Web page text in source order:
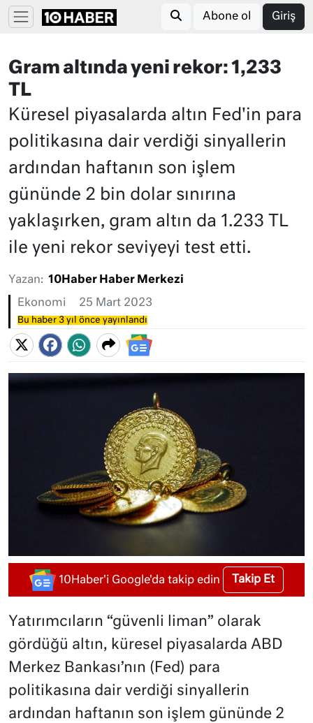
Abone ol Giriş
Gram altında yeni rekor: 1,233
TL
Küresel piyasalarda altın Fed'in para
politikasına dair verdiği sinyallerin
ardından haftanın son işlem
gününde 2 bin dolar sınırına
yaklaşırken, gram altın da 1.233 TL
ile yeni rekor seviyeyi test etti.
Yazan: 10Haber Haber Merkezi
Ekonomi 25 Mart 2023
Bu haber 3 yıl önce yayınlandı
10Haber'i Google'da takip edin Takip Et
Yatırımcıların “güvenli liman” olarak
gördüğü altın, küresel piyasalarda ABD
Merkez Bankası’nın (Fed) para
politikasına dair verdiği sinyallerin
ardından haftanın son işlem gününde 2